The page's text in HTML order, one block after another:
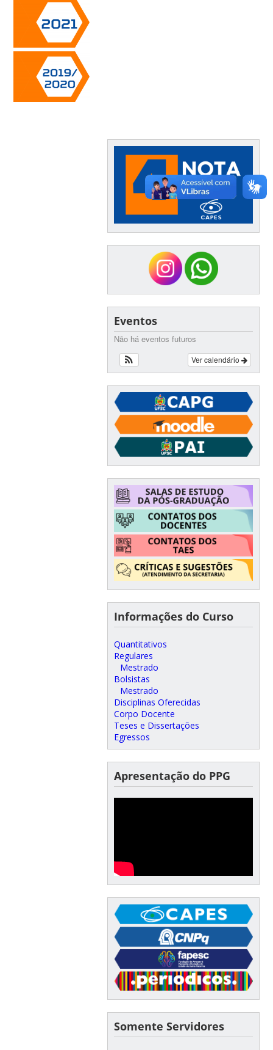
Eventos
Não há eventos futuros
Ver calendário
Informações do Curso
Quantitativos
Regulares
Mestrado
Bolsistas
Mestrado
Disciplinas Oferecidas
Corpo Docente
Teses e Dissertações
Egressos
Apresentação do PPG
Somente Servidores